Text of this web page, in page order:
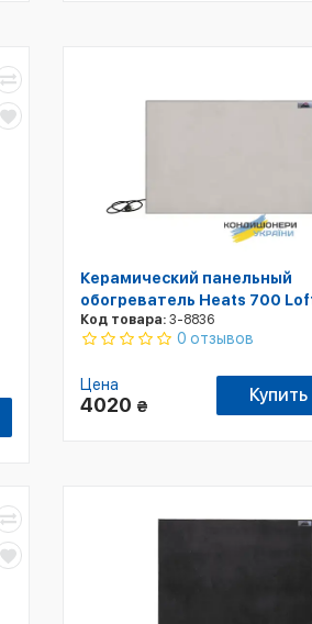
Керамический панельный
обогреватель Heats 700
Код товара:3-8836
0 отзывов
Цена
4020 ₴
Купить